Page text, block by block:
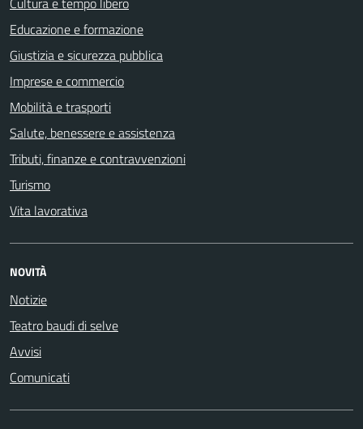
Educazione e formazione
Giustizia e sicurezza pubblica
Imprese e commercio
Mobilità e trasporti
Salute, benessere e assistenza
Tributi, finanze e contravvenzioni
Turismo
Vita lavorativa
NOVITÀ
Notizie
Teatro baudi di selve
Avvisi
Comunicati